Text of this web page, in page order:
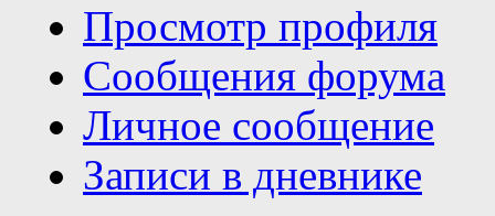
Просмотр профиля
Сообщения форума
Личное сообщение
Записи в дневнике